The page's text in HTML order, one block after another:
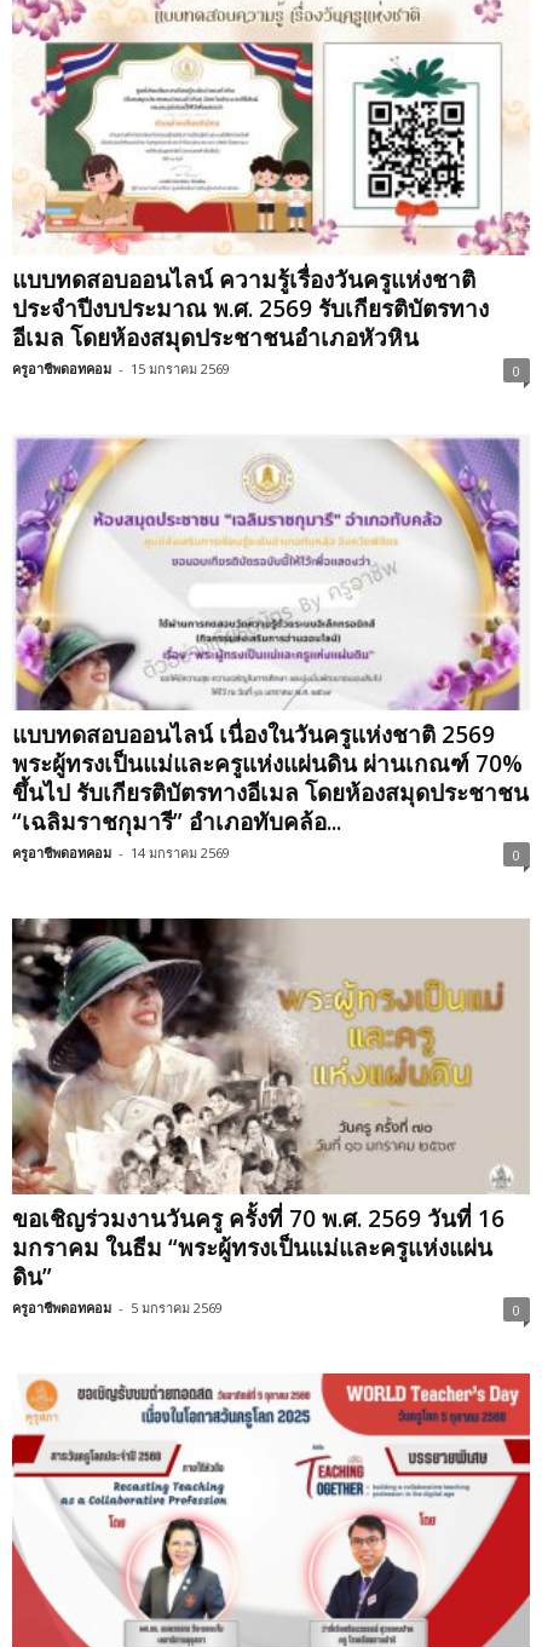
แบบทดสอบออนไลน์ ความรู้เรื่องวันครูแห่งชาติ
ประจำปีงบประมาณ พ.ศ. 2569 รับเกียรติบัตรทาง
อีเมล โดยห้องสมุดประชาชนอำเภอหัวหิน
ครูอาชีพดอทคอม - 15 มกราคม 2569 0
แบบทดสอบออนไลน์ เนื่องในวันครูแห่งชาติ 2569
พระผู้ทรงเป็นแม่และครูแห่งแผ่นดิน ผ่านเกณฑ์ 70%
ขึ้นไป รับเกียรติบัตรทางอีเมล โดยห้องสมุดประชาชน
“เฉลิมราชกุมารี” อำเภอทับคล้อ...
ครูอาชีพดอทคอม - 14 มกราคม 2569 0
ขอเชิญร่วมงานวันครู ครั้งที่ 70 พ.ศ. 2569 วันที่ 16
มกราคม ในธีม “พระผู้ทรงเป็นแม่และครูแห่งแผ่น
ดิน”
ครูอาชีพดอทคอม - 5 มกราคม 2569 0